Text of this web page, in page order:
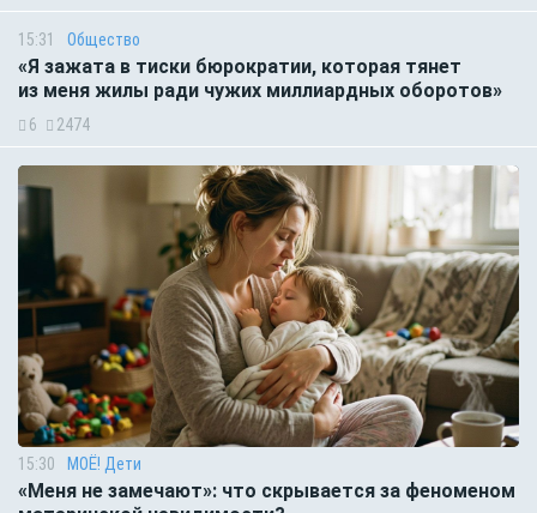
15:31 Общество
«Я зажата в тиски бюрократии, которая тянет
из меня жилы ради чужих миллиардных оборотов»
6 2474
15:30 МОЁ! Дети
«Меня не замечают»: что скрывается за феноменом